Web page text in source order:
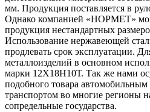
мм. Продукция поставляется в
Однако компанией «НОРМЕТ»
продукция нестандартных
Использование нержавеющей
продлевать срок эксплуатации.
металлоизделий в основном
марки 12Х18Н10Т. Так же нами
подобного товара
транспортом во многие регионы
сопредельные государства.